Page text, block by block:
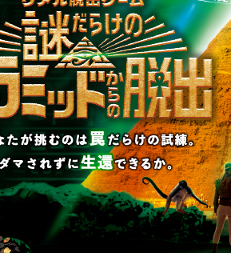
談・コラボレ
らのご質問や
わせください